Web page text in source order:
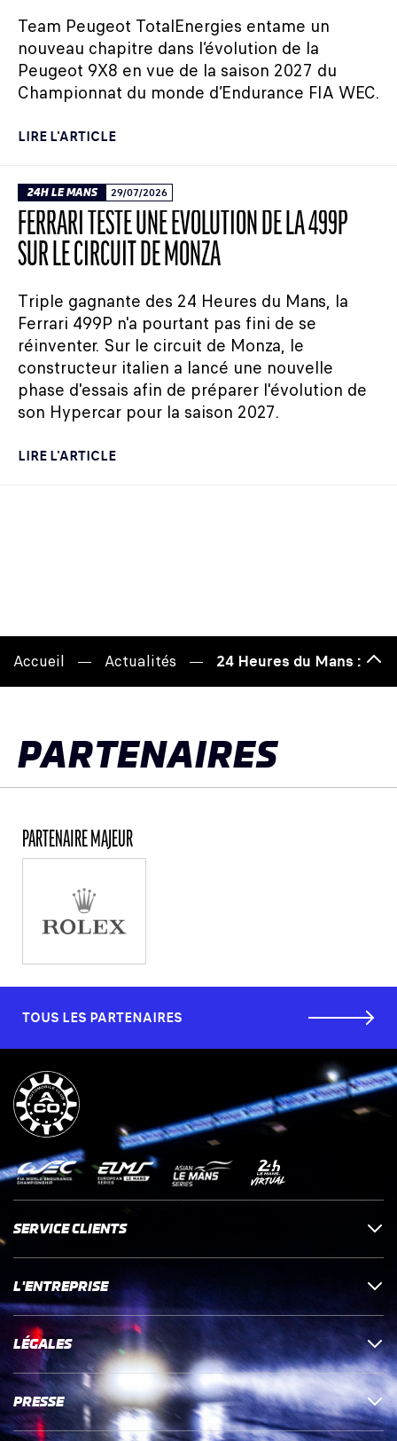
Team Peugeot TotalEnergies entame un
nouveau chapitre dans l’évolution de la
Peugeot 9X8 en vue de la saison 2027 du
Championnat du monde d’Endurance FIA WEC.
LIRE L'ARTICLE
24H LE MANS 29/07/2026
FERRARI TESTE UNE ÉVOLUTION DE LA 499P
SUR LE CIRCUIT DE MONZA
Triple gagnante des 24 Heures du Mans, la
Ferrari 499P n'a pourtant pas fini de se
réinventer. Sur le circuit de Monza, le
constructeur italien a lancé une nouvelle
phase d'essais afin de préparer l'évolution de
son Hypercar pour la saison 2027.
LIRE L'ARTICLE
Accueil Actualités 24 Heures du Mans : les
de
PARTENAIRES
PARTENAIRE MAJEUR
TOUS LES PARTENAIRES
SERVICE CLIENTS
L'ENTREPRISE
LÉGALES
PRESSE